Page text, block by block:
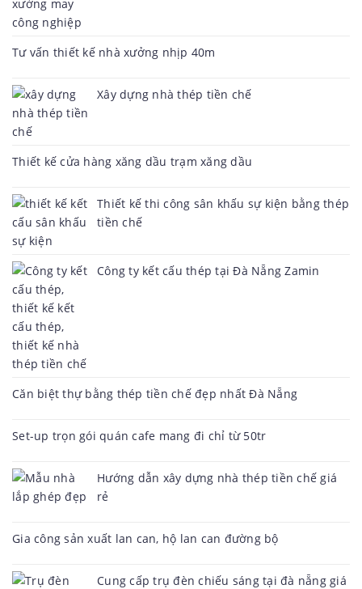
Tư vấn thiết kế nhà xưởng nhịp 40m
Xây dựng nhà thép tiền chế
Thiết kế cửa hàng xăng dầu trạm xăng dầu
Thiết kế thi công sân khấu sự kiện bằng thép
tiền chế
Công ty kết cấu thép tại Đà Nẵng Zamin
Căn biệt thự bằng thép tiền chế đẹp nhất Đà Nẵng
Set-up trọn gói quán cafe mang đi chỉ từ 50tr
Hướng dẫn xây dựng nhà thép tiền chế giá
rẻ
Gia công sản xuất lan can, hộ lan can đường bộ
Cung cấp trụ đèn chiếu sáng tại đà nẵng giá